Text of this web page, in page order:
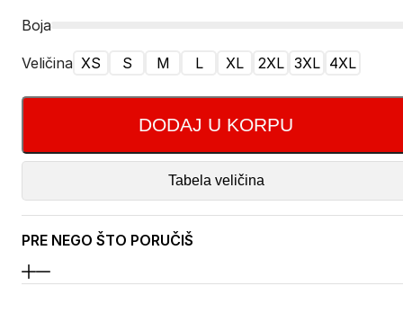
Boja
Veličina XS S M L XL 2XL 3XL 4XL
DODAJ U KORPU
Tabela veličina
PRE NEGO ŠTO PORUČIŠ